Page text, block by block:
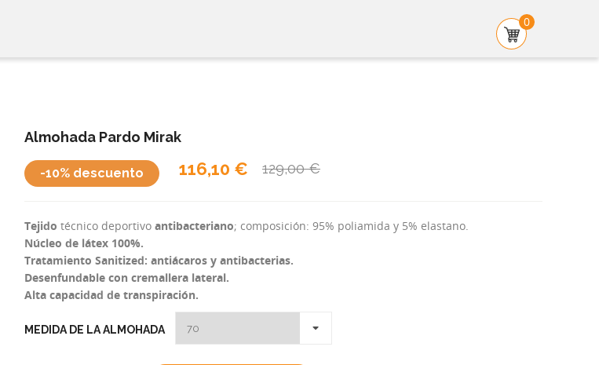
0
Almohada Pardo Mirak
116,10 € 129,00 €
-10% descuento
Tejido técnico deportivo antibacteriano; composición: 95% poliamida y 5% elastano.
Núcleo de látex 100%.
Tratamiento Sanitized: antiácaros y antibacterias.
Desenfundable con cremallera lateral.
Alta capacidad de transpiración.
MEDIDA DE LA ALMOHADA